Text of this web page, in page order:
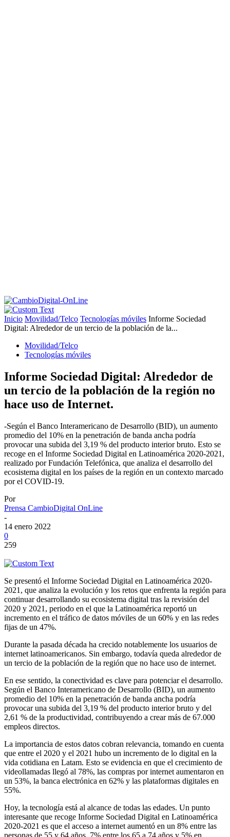
Inicio Movilidad/Telco Tecnologías móviles Informe Sociedad
Digital: Alrededor de un tercio de la población de la...
Movilidad/Telco
Tecnologías móviles
Informe Sociedad Digital: Alrededor de
un tercio de la población de la región no
hace uso de Internet.
-Según el Banco Interamericano de Desarrollo (BID), un aumento
promedio del 10% en la penetración de banda ancha podría
provocar una subida del 3,19 % del producto interior bruto. Esto se
recoge en el Informe Sociedad Digital en Latinoamérica 2020-2021,
realizado por Fundación Telefónica, que analiza el desarrollo del
ecosistema digital en los países de la región en un contexto marcado
por el COVID-19.
Por
Prensa CambioDigital OnLine
-
14 enero 2022
0
259
Se presentó el Informe Sociedad Digital en Latinoamérica 2020-
2021, que analiza la evolución y los retos que enfrenta la región para
continuar desarrollando su ecosistema digital tras la revisión del
2020 y 2021, periodo en el que la Latinoamérica reportó un
incremento en el tráfico de datos móviles de un 60% y en las redes
fijas de un 47%.
Durante la pasada década ha crecido notablemente los usuarios de
internet latinoamericanos. Sin embargo, todavía queda alrededor de
un tercio de la población de la región que no hace uso de internet.
En ese sentido, la conectividad es clave para potenciar el desarrollo.
Según el Banco Interamericano de Desarrollo (BID), un aumento
promedio del 10% en la penetración de banda ancha podría
provocar una subida del 3,19 % del producto interior bruto y del
2,61 % de la productividad, contribuyendo a crear más de 67.000
empleos directos.
La importancia de estos datos cobran relevancia, tomando en cuenta
que entre el 2020 y el 2021 hubo un incremento de lo digital en la
vida cotidiana en Latam. Esto se evidencia en que el crecimiento de
videollamadas llegó al 78%, las compras por internet aumentaron en
un 53%, la banca electrónica en 62% y las plataformas digitales en
55%.
Hoy, la tecnología está al alcance de todas las edades. Un punto
interesante que recoge Informe Sociedad Digital en Latinoamérica
2020-2021 es que el acceso a internet aumentó en un 8% entre las
personas de 55 y 64 años, 7% entre los 65 a 74 años y 5% en